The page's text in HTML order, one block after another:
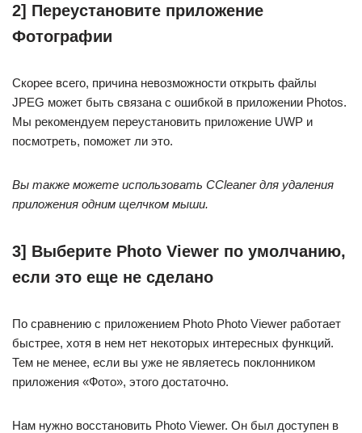
2] Переустановите приложение
Фотографии
Скорее всего, причина невозможности открыть файлы
JPEG может быть связана с ошибкой в ​​приложении Photos.
Мы рекомендуем переустановить приложение UWP и
посмотреть, поможет ли это.
Вы также можете использовать CCleaner для удаления
приложения одним щелчком мыши.
3] Выберите Photo Viewer по умолчанию,
если это еще не сделано
По сравнению с приложением Photo Photo Viewer работает
быстрее, хотя в нем нет некоторых интересных функций.
Тем не менее, если вы уже не являетесь поклонником
приложения «Фото», этого достаточно.
Нам нужно восстановить Photo Viewer. Он был доступен в